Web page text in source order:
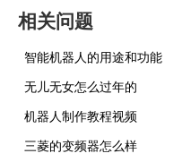
相关问题
智能机器人的用途和功能
无儿无女怎么过年的
机器人制作教程视频
三菱的变频器怎么样